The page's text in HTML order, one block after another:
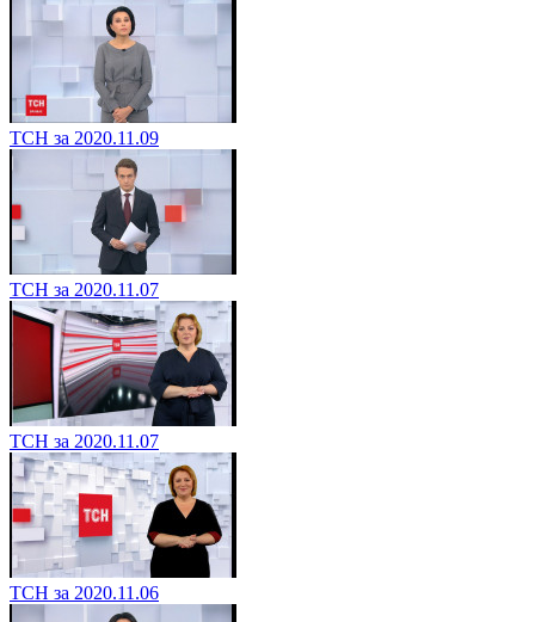
ТСН за 2020.11.09
ТСН за 2020.11.07
ТСН за 2020.11.07
ТСН за 2020.11.06